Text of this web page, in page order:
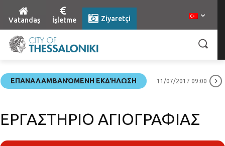
Vatandaş İşletme Ziyaretçi
ΕΠΑΝΑΛΑΜΒΑΝΌΜΕΝΗ ΕΚΔΉΛΩΣΗ 11/07/2017 09:00
ΕΡΓΑΣΤΗΡΙΟ ΑΓΙΟΓΡΑΦΙΑΣ